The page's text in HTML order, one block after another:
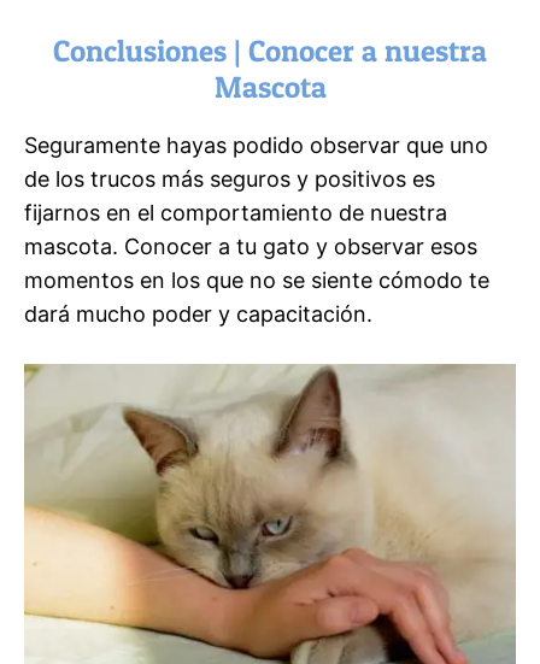
Conclusiones | Conocer a nuestra
Mascota
Seguramente hayas podido observar que uno
de los trucos más seguros y positivos es
fijarnos en el comportamiento de nuestra
mascota. Conocer a tu gato y observar esos
momentos en los que no se siente cómodo te
dará mucho poder y capacitación.